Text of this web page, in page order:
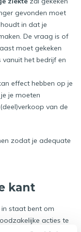
gevonden moet
in dat je
De vraag is of
moet gekeken
het bedrijf en
effect hebben op je
je moeten
van de
zodat je adequate
kant
staat bent om
acties te